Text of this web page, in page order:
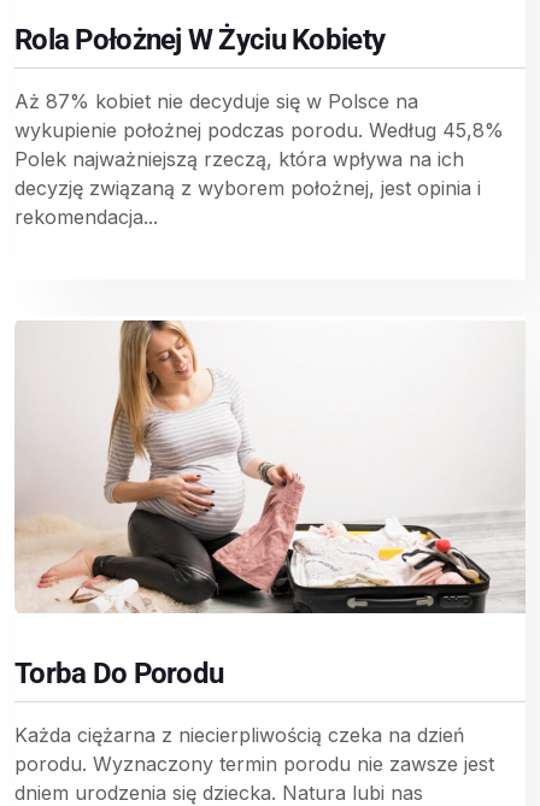
Rola Położnej W Życiu Kobiety
Aż 87% kobiet nie decyduje się w Polsce na
wykupienie położnej podczas porodu. Według 45,8%
Polek najważniejszą rzeczą, która wpływa na ich
decyzję związaną z wyborem położnej, jest opinia i
rekomendacja...
Torba Do Porodu
Każda ciężarna z niecierpliwością czeka na dzień
porodu. Wyznaczony termin porodu nie zawsze jest
dniem urodzenia się dziecka. Natura lubi nas